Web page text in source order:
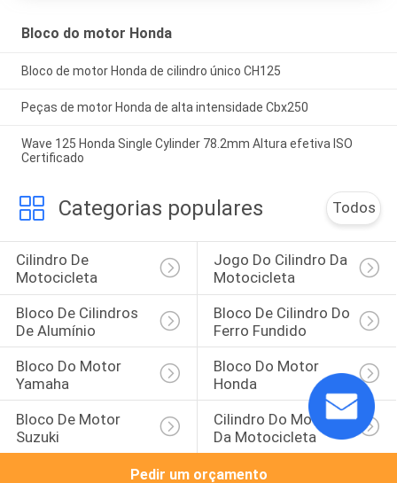
Bloco do motor Honda
Bloco de motor Honda de cilindro único CH125
Peças de motor Honda de alta intensidade Cbx250
Wave 125 Honda Single Cylinder 78.2mm Altura efetiva ISO
Certificado
Categorias populares Todos
Cilindro De
Motocicleta
Jogo Do Cilindro Da
Motocicleta
Bloco De Cilindros
De Alumínio
Bloco De Cilindro Do
Ferro Fundido
Bloco Do Motor
Yamaha
Bloco Do Motor
Honda
Bloco De Motor
Suzuki
Cilindro Do Motor
Da Motocicleta
Pedir um orçamento